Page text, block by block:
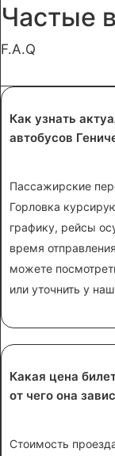
Частые
F.A.Q
Как узнать
автобусов
Пассажирские
Горловка
графику, рейсы
время
можете
или уточнить у
Какая цена
от чего она
Стоимость